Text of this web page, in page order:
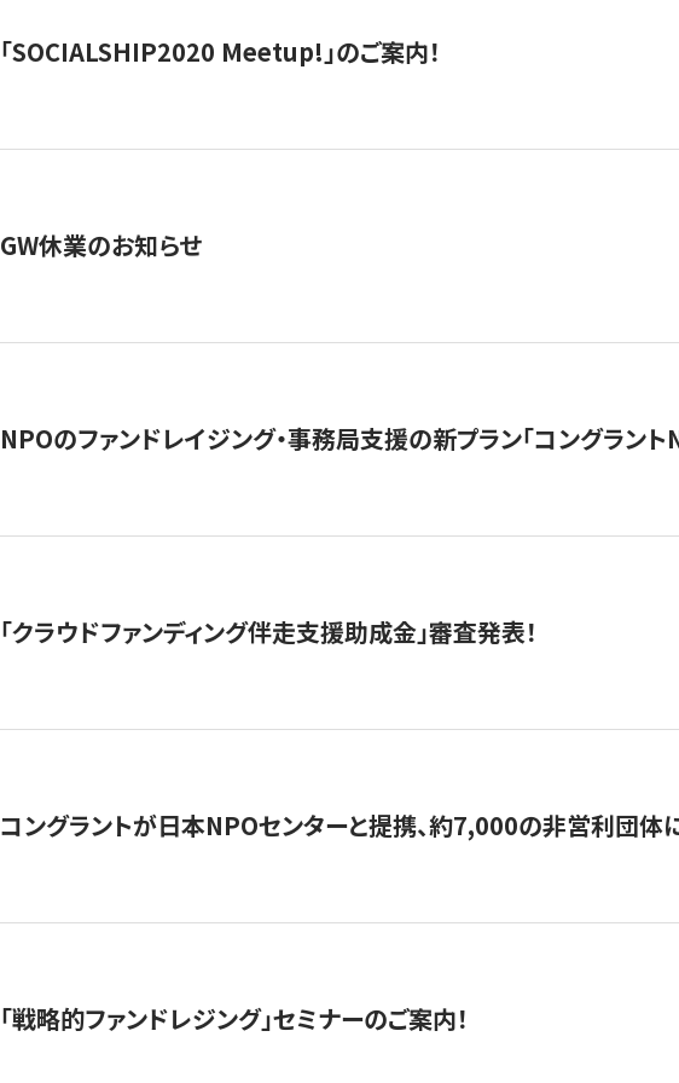
「SOCIALSHIP2020 Meetup!」のご案内！
GW休業のお知らせ
NPOのファンドレイジング・事務局支援の新プラン「コングラント
「クラウドファンディング伴走支援助成金」審査発表！
コングラントが日本NPOセンターと提携、約7,000の非営利団体
「戦略的ファンドレジング」セミナーのご案内！